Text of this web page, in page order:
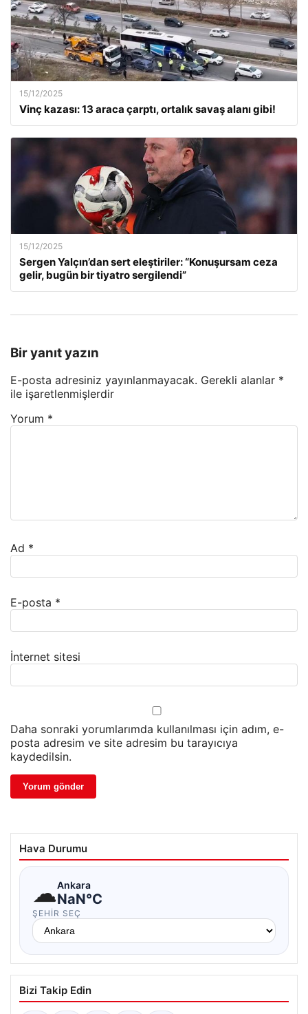
15/12/2025
Vinç kazası: 13 araca çarptı, ortalık savaş alanı gibi!
15/12/2025
Sergen Yalçın’dan sert eleştiriler: “Konuşursam ceza
gelir, bugün bir tiyatro sergilendi”
Bir yanıt yazın
E-posta adresiniz yayınlanmayacak. Gerekli alanlar *
ile işaretlenmişlerdir
Yorum *
Ad *
E-posta *
İnternet sitesi
Daha sonraki yorumlarımda kullanılması için adım, e-
posta adresim ve site adresim bu tarayıcıya
kaydedilsin.
Hava Durumu
☁Ankara
NaN°C
ŞEHIR SEÇ
Bizi Takip Edin